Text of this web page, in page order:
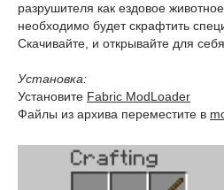
разрушителя как ездовое
необходимо будет скрафтить
Скачивайте, и открывайте для
Установка:
Установите Fabric ModLoader
Файлы из архива переместите в